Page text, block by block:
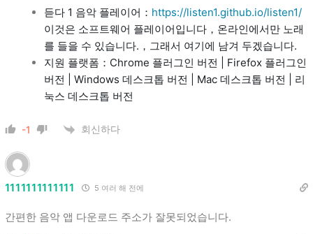
듣다 1 음악 플레이어： https://listen1.github.io/listen1/
이것은 소프트웨어 플레이어입니다，온라인에서만 노래
를 들을 수 있습니다.，그래서 여기에 남겨 두겠습니다.
지원 플랫폼：Chrome 플러그인 버전 | Firefox 플러그인
버전 | Windows 데스크톱 버전 | Mac 데스크톱 버전 | 리
눅스 데스크톱 버전
-1 회신하다
1111111111111 5 여러 해 전에
간편한 음악 앱 다운로드 주소가 잘못되었습니다.